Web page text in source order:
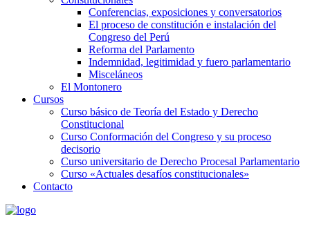
Conferencias, exposiciones y conversatorios
El proceso de constitución e instalación del
Congreso del Perú
Reforma del Parlamento
Indemnidad, legitimidad y fuero parlamentario
Misceláneos
El Montonero
Cursos
Curso básico de Teoría del Estado y Derecho
Constitucional
Curso Conformación del Congreso y su proceso
decisorio
Curso universitario de Derecho Procesal Parlamentario
Curso «Actuales desafíos constitucionales»
Contacto